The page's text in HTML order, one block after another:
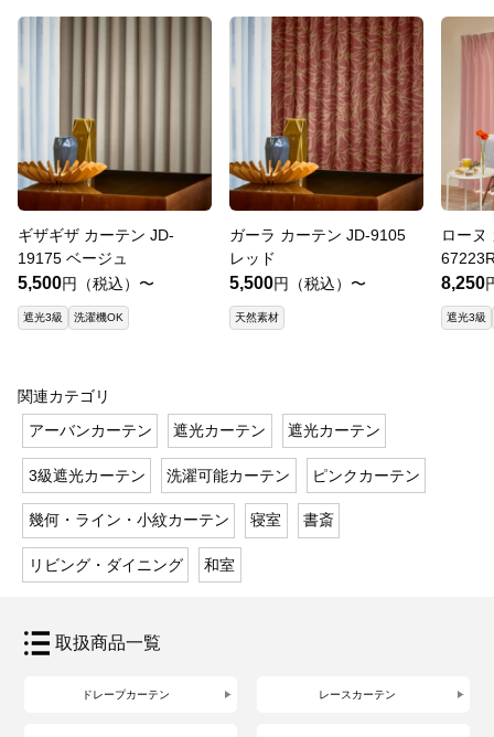
ギザギザ カーテン JD-
19175 ベージュ
5,500円（税込）〜
遮光3級 洗濯機OK
ガーラ カーテン JD-9105
レッド
5,500円（税込）〜
天然素材
ローヌ
8,250
遮光3級
関連カテゴリ
アーバンカーテン
遮光カーテン 遮光カーテン
3級遮光カーテン 洗濯可能カーテン ピンクカーテン
幾何・ライン・小紋カーテン 寝室 書斎
リビング・ダイニング 和室
取扱商品一覧
ドレープカーテン レースカーテン